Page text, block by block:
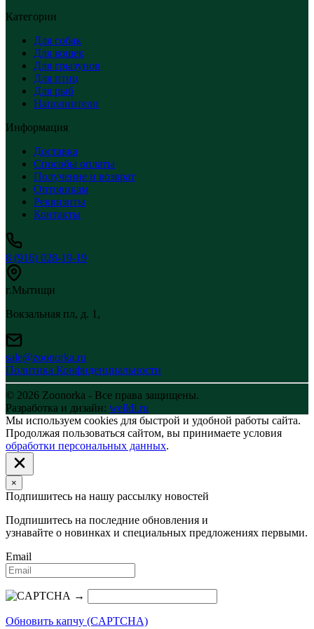
Категории
Для собак
Для кошек
Для грызунов
Для птиц
Для рыб
Наполнители
Информация
Доставка
Способы оплаты
Получение и возврат
Оптовикам
Реквизиты
Контакты
8 (916) 028-19-19
г.Мытищи
Вокзальная пл, д. 1,
sale@zoonorka.ru
Политика Конфиденциальности
© 2026 Zoonorka - Все права защищены.
Разработка и дизайн: welldi.ru
Мы используем cookies для быстрой и удобной работы сайта.
Продолжая пользоваться сайтом, вы принимаете условия
обработки персональных данных.
×
Подпишитесь на нашу рассылку новостей
Подпишитесь на последние обновления и
узнавайте о новинках и специальных предложениях первыми.
Email
→
Обновить капчу (CAPTCHA)